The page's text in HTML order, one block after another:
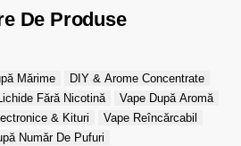
De Produse
Mărime
DIY & Arome Concentrate
Fără Nicotină
Vape După Aromă
& Kituri
Vape Reîncărcabil
Număr De Pufuri